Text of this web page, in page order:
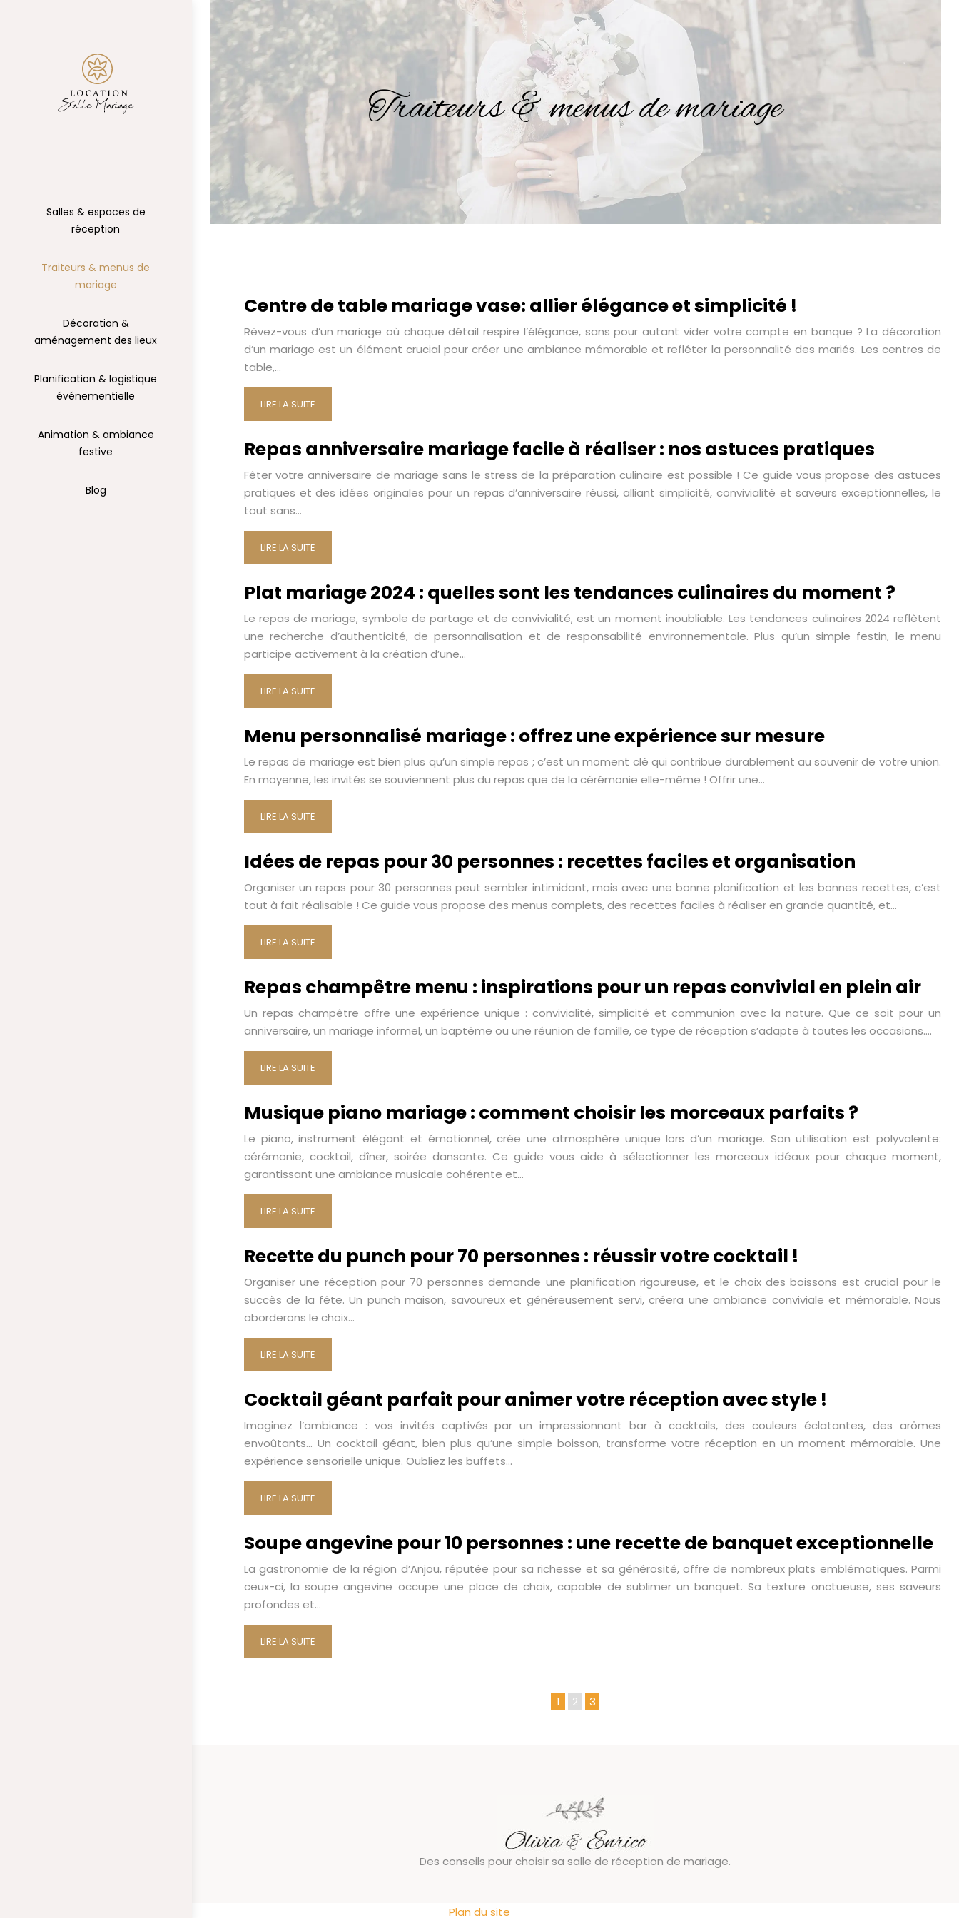
Salles & espaces de
réception
Traiteurs & menus de
mariage
Décoration &
aménagement des lieux
Planification & logistique
événementielle
Animation & ambiance
festive
Blog
Traiteurs & menus de mariage
Centre de table mariage vase: allier élégance et simplicité !
Rêvez-vous d’un mariage où chaque détail respire l’élégance, sans pour autant vider votre compte en banque ? La décoration
d’un mariage est un élément crucial pour créer une ambiance mémorable et refléter la personnalité des mariés. Les centres de
table,…
LIRE LA SUITE
Repas anniversaire mariage facile à réaliser : nos astuces pratiques
Fêter votre anniversaire de mariage sans le stress de la préparation culinaire est possible ! Ce guide vous propose des astuces
pratiques et des idées originales pour un repas d’anniversaire réussi, alliant simplicité, convivialité et saveurs exceptionnelles, le
tout sans…
LIRE LA SUITE
Plat mariage 2024 : quelles sont les tendances culinaires du moment ?
Le repas de mariage, symbole de partage et de convivialité, est un moment inoubliable. Les tendances culinaires 2024 reflètent
une recherche d’authenticité, de personnalisation et de responsabilité environnementale. Plus qu’un simple festin, le menu
participe activement à la création d’une…
LIRE LA SUITE
Menu personnalisé mariage : offrez une expérience sur mesure
Le repas de mariage est bien plus qu’un simple repas ; c’est un moment clé qui contribue durablement au souvenir de votre union.
En moyenne, les invités se souviennent plus du repas que de la cérémonie elle-même ! Offrir une…
LIRE LA SUITE
Idées de repas pour 30 personnes : recettes faciles et organisation
Organiser un repas pour 30 personnes peut sembler intimidant, mais avec une bonne planification et les bonnes recettes, c’est
tout à fait réalisable ! Ce guide vous propose des menus complets, des recettes faciles à réaliser en grande quantité, et…
LIRE LA SUITE
Repas champêtre menu : inspirations pour un repas convivial en plein air
Un repas champêtre offre une expérience unique : convivialité, simplicité et communion avec la nature. Que ce soit pour un
anniversaire, un mariage informel, un baptême ou une réunion de famille, ce type de réception s’adapte à toutes les occasions….
LIRE LA SUITE
Musique piano mariage : comment choisir les morceaux parfaits ?
Le piano, instrument élégant et émotionnel, crée une atmosphère unique lors d’un mariage. Son utilisation est polyvalente:
cérémonie, cocktail, dîner, soirée dansante. Ce guide vous aide à sélectionner les morceaux idéaux pour chaque moment,
garantissant une ambiance musicale cohérente et…
LIRE LA SUITE
Recette du punch pour 70 personnes : réussir votre cocktail !
Organiser une réception pour 70 personnes demande une planification rigoureuse, et le choix des boissons est crucial pour le
succès de la fête. Un punch maison, savoureux et généreusement servi, créera une ambiance conviviale et mémorable. Nous
aborderons le choix…
LIRE LA SUITE
Cocktail géant parfait pour animer votre réception avec style !
Imaginez l’ambiance : vos invités captivés par un impressionnant bar à cocktails, des couleurs éclatantes, des arômes
envoûtants… Un cocktail géant, bien plus qu’une simple boisson, transforme votre réception en un moment mémorable. Une
expérience sensorielle unique. Oubliez les buffets…
LIRE LA SUITE
Soupe angevine pour 10 personnes : une recette de banquet exceptionnelle
La gastronomie de la région d’Anjou, réputée pour sa richesse et sa générosité, offre de nombreux plats emblématiques. Parmi
ceux-ci, la soupe angevine occupe une place de choix, capable de sublimer un banquet. Sa texture onctueuse, ses saveurs
profondes et…
LIRE LA SUITE
1 2 3
Des conseils pour choisir sa salle de réception de mariage.
Plan du site